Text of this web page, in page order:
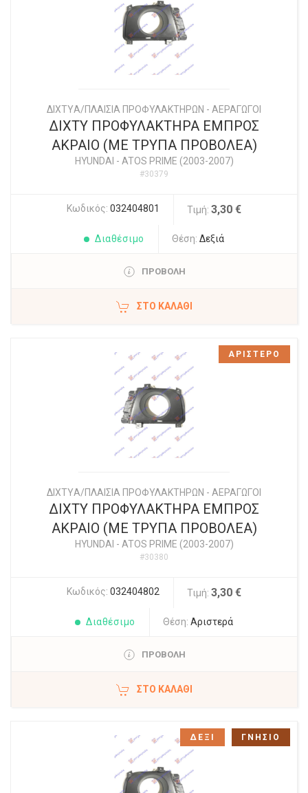
ΔΙΧΤYΑ/ΠΛΑΙΣΙΑ ΠΡΟΦΥΛΑΚΤΗΡΩΝ - ΑΕΡΑΓΩΓΟΙ
ΔΙΧΤΥ ΠΡΟΦΥΛΑΚΤΗΡΑ ΕΜΠΡΟΣ
ΑΚΡΑΙΟ (ΜΕ ΤΡΥΠΑ ΠΡΟΒΟΛΕΑ)
HYUNDAI - ATOS PRIME (2003-2007)
#30379
Κωδικός: 032404801 Τιμή: 3,30 €
Διαθέσιμο Θέση: Δεξιά
ΠΡΟΒΟΛΗ
ΣΤΟ ΚΑΛΆΘΙ
ΔΙΧΤYΑ/ΠΛΑΙΣΙΑ ΠΡΟΦΥΛΑΚΤΗΡΩΝ - ΑΕΡΑΓΩΓΟΙ
ΔΙΧΤΥ ΠΡΟΦΥΛΑΚΤΗΡΑ ΕΜΠΡΟΣ
ΑΚΡΑΙΟ (ΜΕ ΤΡΥΠΑ ΠΡΟΒΟΛΕΑ)
HYUNDAI - ATOS PRIME (2003-2007)
#30380
Κωδικός: 032404802 Τιμή: 3,30 €
Διαθέσιμο Θέση: Αριστερά
ΠΡΟΒΟΛΗ
ΣΤΟ ΚΑΛΆΘΙ
ΑΡΙΣΤΕΡΟ
ΔΕΞΙ ΓΝΗΣΙΟ